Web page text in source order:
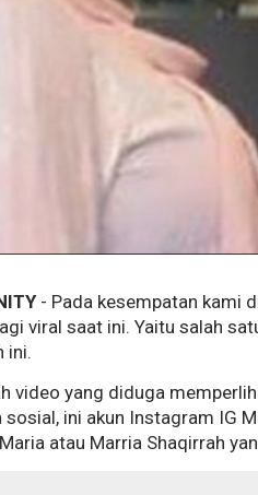
- Pada kesempatan kami
viral saat ini. Yaitu salah
ini.
video yang diduga
sosial, ini akun Instagram IG
atau Marria Shaqirrah